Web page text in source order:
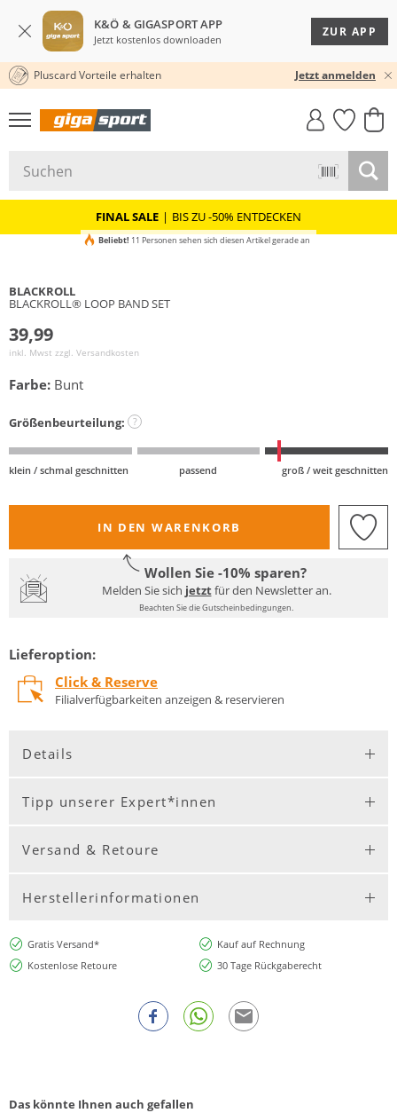
K&Ö & GIGASPORT APP
Jetzt kostenlos downloaden
ZUR APP
30 TAGE RÜCKGABERECHT
Pluscard Vorteile erhalten Jetzt anmelden
GIGASTYLE
FAHRRAD­
MUST-HAVE
FINAL SALE | BIS ZU -50% ENTDECKEN
Beliebt! 11 Personen sehen sich diesen Artikel gerade an
BLACKROLL
BLACKROLL® LOOP BAND SET
39,99
inkl. Mwst zzgl. Versandkosten
Farbe: Bunt
Größenbeurteilung: ?
klein / schmal geschnitten passend groß / weit geschnitten
IN DEN WARENKORB
Wollen Sie -10% sparen?
Melden Sie sich jetztfür den Newsletter an.
Beachten Sie die Gutscheinbedingungen.
Lieferoption:
Click & Reserve
Filialverfügbarkeiten anzeigen & reservieren
Details
Tipp unserer Expert*innen
Versand & Retoure
Herstellerinformationen
Gratis Versand*
Kauf auf Rechnung
Kostenlose Retoure
30 Tage Rückgaberecht
Das könnte Ihnen auch gefallen